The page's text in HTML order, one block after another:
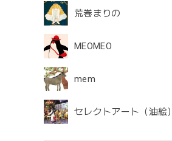
荒巻まりの
MEOMEO
mem
セレクトアート（油絵）